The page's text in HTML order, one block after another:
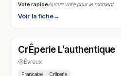
Vote rapideAucun vote pour le moment
Voir la fiche→
N° 19
CrÊperie L’authentique
Évreux
Française Crêperie